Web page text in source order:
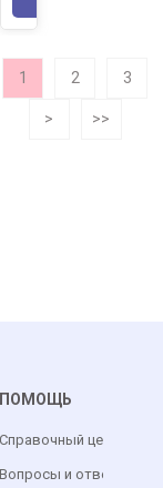
1 2 3
> >>
ПОМОЩЬ
Справочный центр
Вопросы и ответы